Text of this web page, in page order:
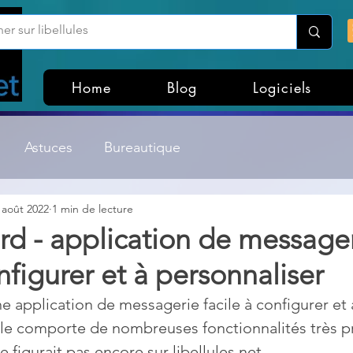
Home Blog Logiciels
Astuces Bureautique
Customisation Windows
de fichiers Gestion Système Graphisme
& Photoshop Linux
- application de
et à personnaliser
août 2022 1 min de lecture
application de messagerie facile à configurer et
comporte de nombreuses fonctionnalités très